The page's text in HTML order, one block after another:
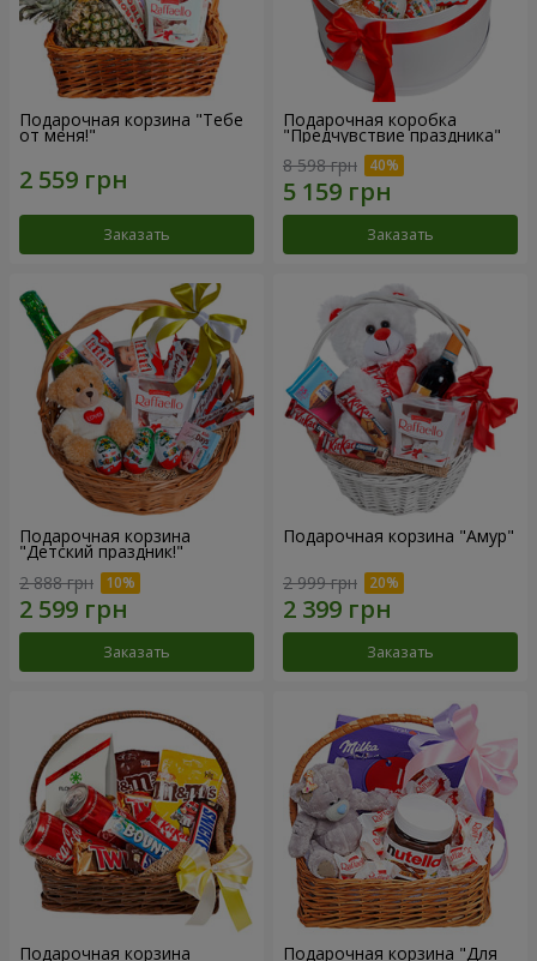
Подарочная корзина "Тебе
от меня!"
Заказать
Подарочная коробка
"Предчувствие праздника"
8 598 грн
Заказать
Подарочная корзина
"Детский праздник!"
2 888 грн
Заказать
Подарочная корзина "Амур"
2 999 грн
Заказать
Подарочная корзина Подарочная корзина "Для